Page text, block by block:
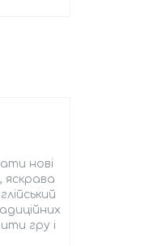
нові
яскрава
гру і